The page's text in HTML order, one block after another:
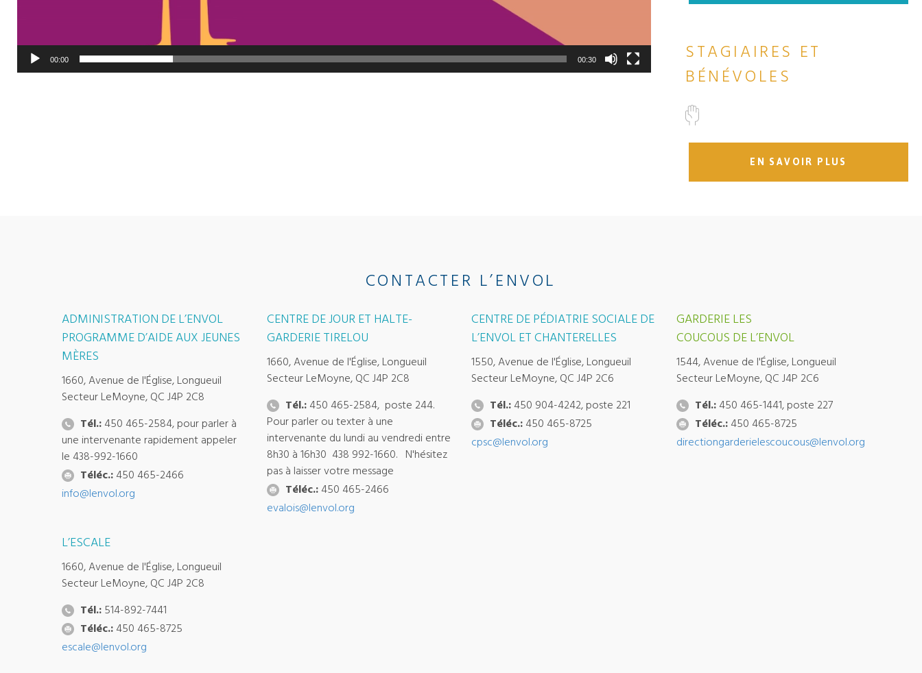
00:00 00:30
STAGIAIRES ET
BÉNÉVOLES
EN SAVOIR PLUS
CONTACTER L’ENVOL
ADMINISTRATION DE L’ENVOL
PROGRAMME D’AIDE AUX JEUNES
MÈRES
1660, Avenue de l'Église, Longueuil
Secteur LeMoyne, QC J4P 2C8
Tél.: 450 465-2584, pour parler à
une intervenante rapidement appeler
le 438-992-1660
Téléc.: 450 465-2466
info@lenvol.org
CENTRE DE JOUR ET HALTE-
GARDERIE TIRELOU
1660, Avenue de l'Église, Longueuil
Secteur LeMoyne, QC J4P 2C8
Tél.:450 465-2584, poste 244.
Pour parler ou texter à une
intervenante du lundi au vendredi entre
8h30 à 16h30 438 992-1660. N'hésitez
pas à laisser votre message
Téléc.:450 465-2466
evalois@lenvol.org
CENTRE DE PÉDIATRIE SOCIALE DE
L’ENVOL ET CHANTERELLES
1550, Avenue de l'Église, Longueuil
Secteur LeMoyne, QC J4P 2C6
Tél.: 450 904-4242, poste 221
Téléc.: 450 465-8725
cpsc@lenvol.org
GARDERIE LES
COUCOUS DE L’ENVOL
1544, Avenue de l'Église, Longueuil
Secteur LeMoyne, QC J4P 2C6
Tél.:450 465-1441, poste 227
Téléc.:450 465-8725
directiongarderielescoucous@lenvol.org
L’ESCALE
1660, Avenue de l'Église, Longueuil
Secteur LeMoyne, QC J4P 2C8
Tél.: 514-892-7441
Téléc.: 450 465-8725
escale@lenvol.org